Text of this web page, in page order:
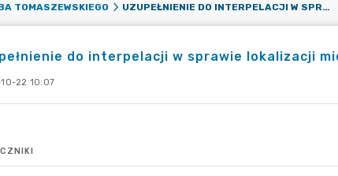
TOMASZEWSKIEGO
UZUPEŁNIENIE DO INTERPELACJI W SPRAWIE LOKALIZACJI MIEJSC PARKINGOWYCH NA ULICY PIOTRA SKARGI
do interpelacji w sprawie lokalizacji
22 10:07